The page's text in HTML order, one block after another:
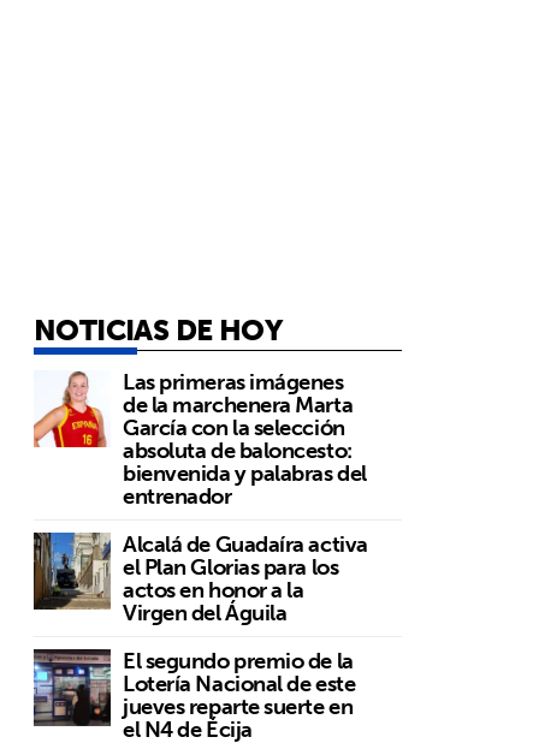
NOTICIAS DE HOY
Las primeras imágenes
de la marchenera Marta
García con la selección
absoluta de baloncesto:
bienvenida y palabras del
entrenador
Alcalá de Guadaíra activa
el Plan Glorias para los
actos en honor a la
Virgen del Águila
El segundo premio de la
Lotería Nacional de este
jueves reparte suerte en
el N4 de Écija